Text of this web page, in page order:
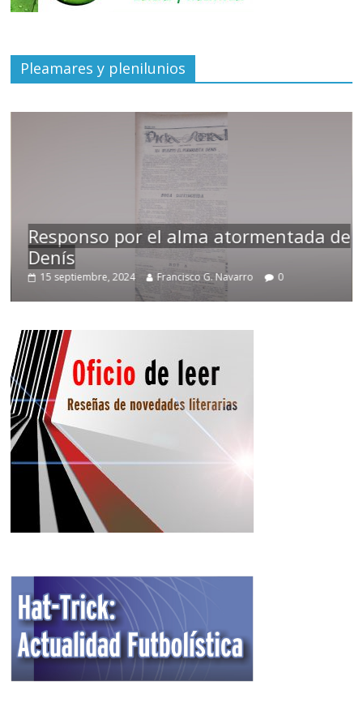
Pleamares y plenilunios
Responso por el alma atormentada de
Denís
15 septiembre, 2024 Francisco G. Navarro 0